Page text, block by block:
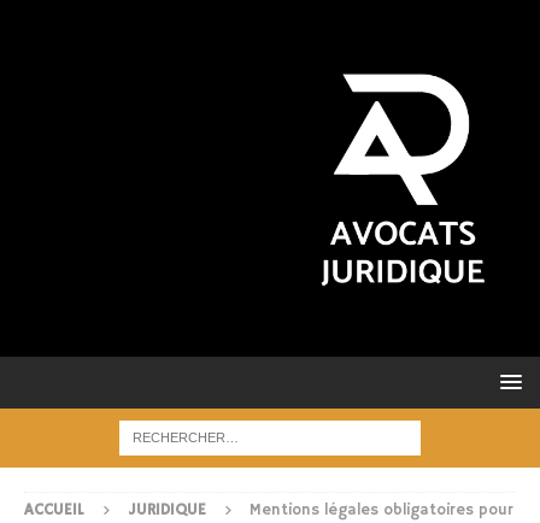
ACCUEIL JURIDIQUE
Mentions légales obligatoires pour